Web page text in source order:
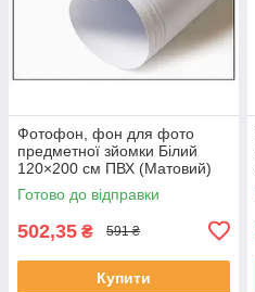
Фотофон, фон для фото
предметної зйомки Білий
120×200 см ПВХ (Матовий)
Готово до відправки
502,35 ₴ 591 ₴
Купити